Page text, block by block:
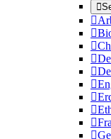










